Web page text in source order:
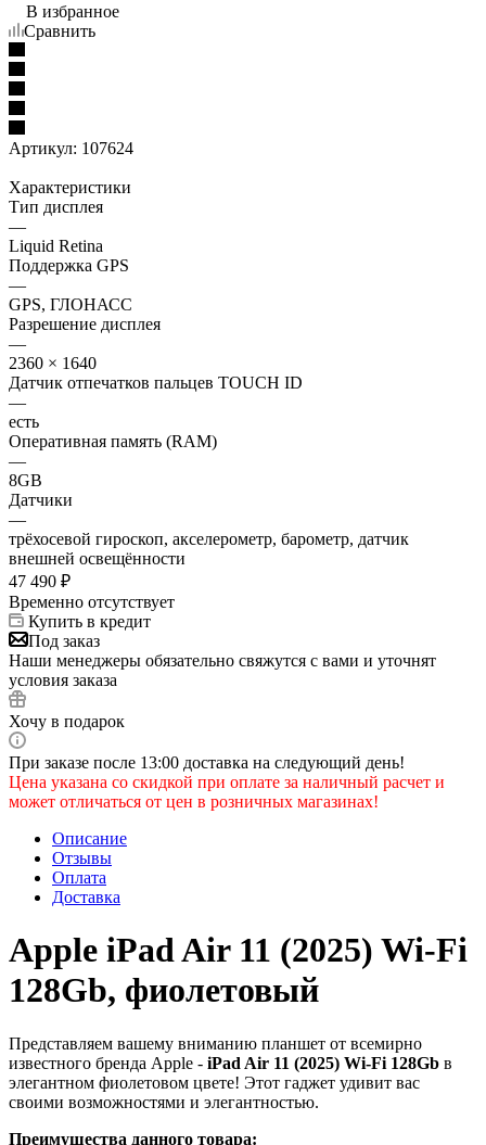
В избранное
Сравнить
Артикул: 107624
Характеристики
Тип дисплея
—
Liquid Retina
Поддержка GPS
—
GPS, ГЛОНАСС
Разрешение дисплея
—
2360 × 1640
Датчик отпечатков пальцев TOUCH ID
—
есть
Оперативная память (RAM)
—
8GB
Датчики
—
трёхосевой гироскоп, акселерометр, барометр, датчик
внешней освещённости
47 490 ₽
Временно отсутствует
Купить в кредит
Под заказ
Наши менеджеры обязательно свяжутся с вами и уточнят
условия заказа
Хочу в подарок
При заказе после 13:00 доставка на следующий день!
Цена указана со скидкой при оплате за наличный расчет и
может отличаться от цен в розничных магазинах!
Описание
Отзывы
Оплата
Доставка
Apple iPad Air 11 (2025) Wi-Fi
128Gb, фиолетовый
Представляем вашему вниманию планшет от всемирно
известного бренда Apple - iPad Air 11 (2025) Wi-Fi 128Gb в
элегантном фиолетовом цвете! Этот гаджет удивит вас
своими возможностями и элегантностью.
Преимущества данного товара: